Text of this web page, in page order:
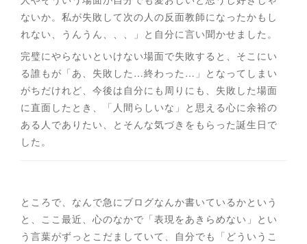
ないか。私が失敗して次の人の反面教師になったかもし
れない、うんうん、、、」と自分に言い聞かせました。
完璧にやらないといけない場面で失敗すると、そこにい
る誰もが「あ、失敗した…終わった…」となってしまい
がちだけれど、今後は自分にも周りにも、失敗した場面
に直面したとき、「人間らしいな」と思える心に余裕の
ある人でありたい、とそんな気づきをもらった誕生日で
した。
ところで、なんで急にブログなんか書いているかという
と、ここ最近、心のなかで「表現をあきらめない」とい
う言葉がずっとこだましていて、自分でも「どういうこ